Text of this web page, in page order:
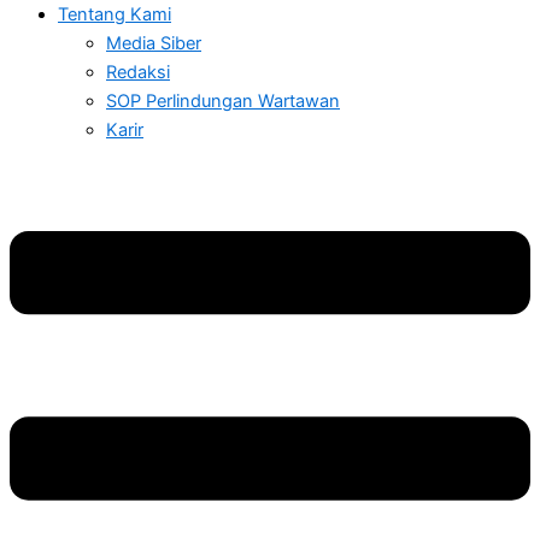
Tentang Kami
Media Siber
Redaksi
SOP Perlindungan Wartawan
Karir